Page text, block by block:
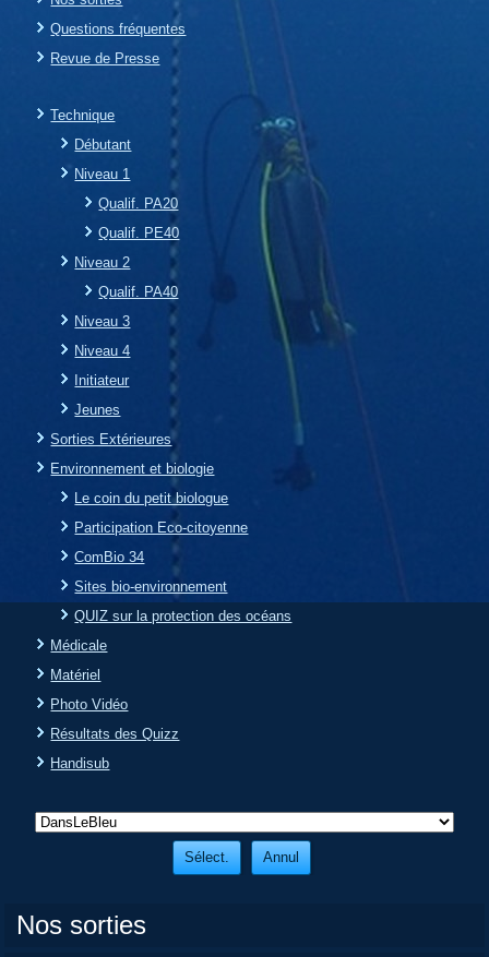
Questions fréquentes
Revue de Presse
Technique
Débutant
Niveau 1
Qualif. PA20
Qualif. PE40
Niveau 2
Qualif. PA40
Niveau 3
Niveau 4
Initiateur
Jeunes
Sorties Extérieures
Environnement et biologie
Le coin du petit biologue
Participation Eco-citoyenne
ComBio 34
Sites bio-environnement
QUIZ sur la protection des océans
Médicale
Matériel
Photo Vidéo
Résultats des Quizz
Handisub
Nos sorties